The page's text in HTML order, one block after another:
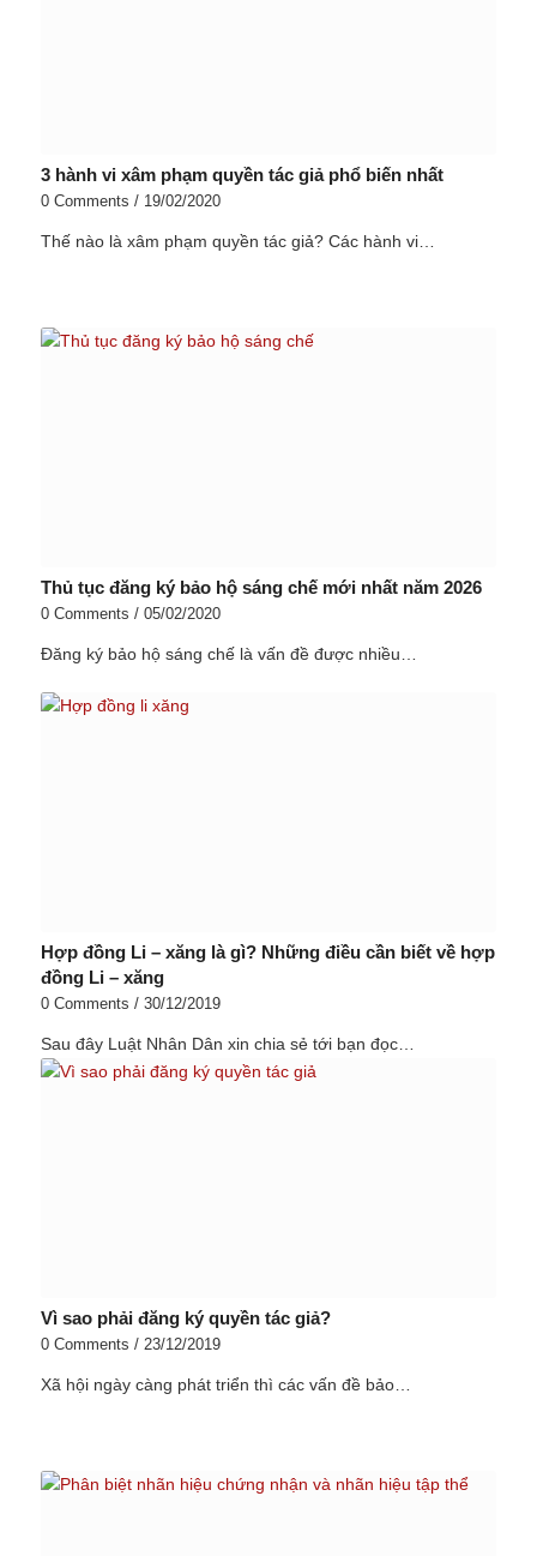
3 hành vi xâm phạm quyền tác giả phổ biến nhất
0 Comments / 19/02/2020
Thế nào là xâm phạm quyền tác giả? Các hành vi…
Thủ tục đăng ký bảo hộ sáng chế mới nhất năm 2026
0 Comments / 05/02/2020
Đăng ký bảo hộ sáng chế là vấn đề được nhiều…
Hợp đồng Li – xăng là gì? Những điều cần biết về hợp
đồng Li – xăng
0 Comments / 30/12/2019
Sau đây Luật Nhân Dân xin chia sẻ tới bạn đọc…
Vì sao phải đăng ký quyền tác giả?
0 Comments / 23/12/2019
Xã hội ngày càng phát triển thì các vấn đề bảo…